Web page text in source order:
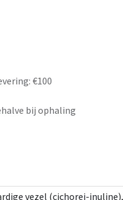
€100
bij ophaling
vezel (cichorei-inuline),